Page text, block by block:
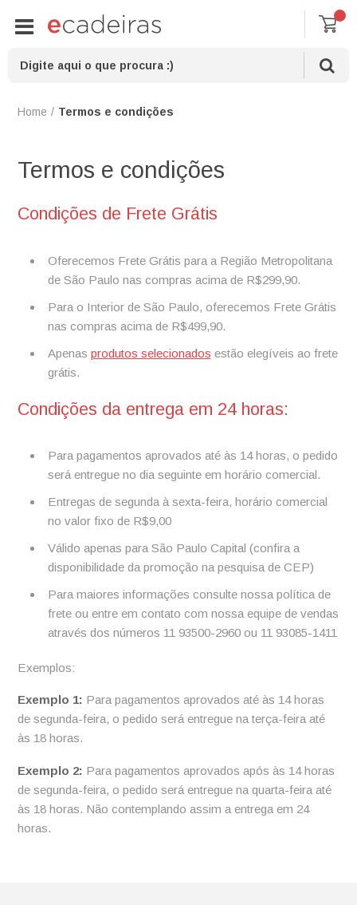
Termos e condições
Termos e condições
Condições de Frete Grátis
Oferecemos Frete Grátis para a Região Metropolitana
de São Paulo nas compras acima de R$299,90.
Para o Interior de São Paulo, oferecemos Frete Grátis
nas compras acima de R$499,90.
Apenas produtos selecionados estão elegíveis ao frete
grátis.
Condições da entrega em 24 horas:
Para pagamentos aprovados até às 14 horas, o pedido
será entregue no dia seguinte em horário comercial.
Entregas de segunda à sexta-feira, horário comercial
no valor fixo de R$9,00
Válido apenas para São Paulo Capital (confira a
disponibilidade da promoção na pesquisa de CEP)
Para maiores informações consulte nossa política de
frete ou entre em contato com nossa equipe de vendas
através dos números 11 93500-2960 ou 11 93085-1411
Exemplos:
Exemplo 1: Para pagamentos aprovados até às 14 horas
de segunda-feira, o pedido será entregue na terça-feira até
às 18 horas.
Exemplo 2: Para pagamentos aprovados após às 14 horas
de segunda-feira, o pedido será entregue na quarta-feira até
às 18 horas. Não contemplando assim a entrega em 24
horas.